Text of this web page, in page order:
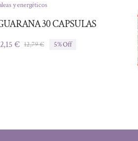
y energéticos
30 CAPSULAS
12,79€El
€
El
5% Off